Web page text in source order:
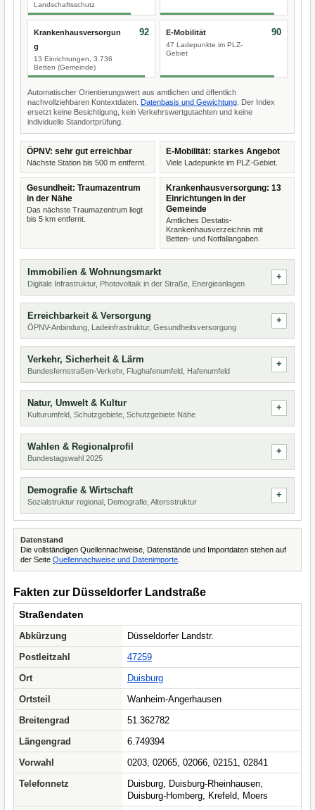
Landschaftsschutz
Krankenhausversorgun
g
13 Einrichtungen, 3.736
Betten (Gemeinde)
92 E-Mobilität
47 Ladepunkte im PLZ-
Gebiet
90
Automatischer Orientierungswert aus amtlichen und öffentlich
nachvollziehbaren Kontextdaten. Datenbasis und Gewichtung . Der Index
ersetzt keine Besichtigung, kein Verkehrswertgutachten und keine
individuelle Standortprüfung.
ÖPNV: sehr gut erreichbar
Nächste Station bis 500 m entfernt.
E-Mobilität: starkes Angebot
Viele Ladepunkte im PLZ-Gebiet.
Gesundheit: Traumazentrum
in der Nähe
Das nächste Traumazentrum liegt
bis 5 km entfernt.
Krankenhausversorgung: 13
Einrichtungen in der
Gemeinde
Amtliches Destatis-
Krankenhausverzeichnis mit
Betten- und Notfallangaben.
Immobilien & Wohnungsmarkt
Digitale Infrastruktur, Photovoltaik in der Straße, Energieanlagen
Erreichbarkeit & Versorgung
ÖPNV-Anbindung, Ladeinfrastruktur, Gesundheitsversorgung
Verkehr, Sicherheit & Lärm
Bundesfernstraßen-Verkehr, Flughafenumfeld, Hafenumfeld
Natur, Umwelt & Kultur
Kulturumfeld, Schutzgebiete, Schutzgebiete Nähe
Wahlen & Regionalprofil
Bundestagswahl 2025
Demografie & Wirtschaft
Sozialstruktur regional, Demografie, Altersstruktur
Datenstand
Die vollständigen Quellennachweise, Datenstände und Importdaten stehen auf
der Seite Quellennachweise und Datenimporte
Fakten zur Düsseldorfer Landstraße
Straßendaten
Abkürzung
Düsseldorfer Landstr.
Postleitzahl
47259
Ort
Duisburg
Ortsteil
Wanheim-Angerhausen
Breitengrad
51.362782
Längengrad
6.749394
Vorwahl
0203, 02065, 02066, 02151, 02841
Telefonnetz
Duisburg, Duisburg-Rheinhausen,
Duisburg-Homberg, Krefeld, Moers